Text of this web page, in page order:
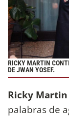
RICKY MARTIN
DE JWAN YOSEF.
Ricky Martin
palabras de